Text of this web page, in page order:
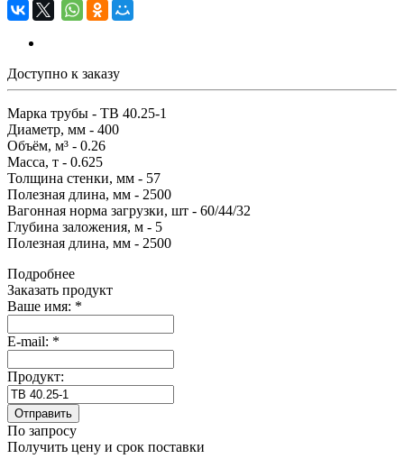
Доступно к заказу
Марка трубы - ТВ 40.25-1
Диаметр, мм - 400
Объём, м³ - 0.26
Масса, т - 0.625
Толщина стенки, мм - 57
Полезная длина, мм - 2500
Вагонная норма загрузки, шт - 60/44/32
Глубина заложения, м - 5
Полезная длина, мм - 2500
Подробнее
Заказать продукт
Ваше имя: *
E-mail: *
Продукт:
Отправить
По запросу
Получить цену и срок поставки